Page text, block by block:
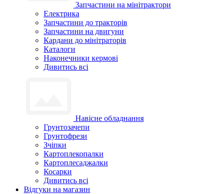
Запчастини на мінітрактори
Електрика
Запчастини до тракторів
Запчастини на двигуни
Кардани до мінітраторів
Каталоги
Наконечники кермові
Дивитись всі
Навісне обладнання
Грунтозачепи
Грунтофрези
Зчіпки
Картоплекопалки
Картоплесаджалки
Косарки
Дивитись всі
Відгуки на магазин